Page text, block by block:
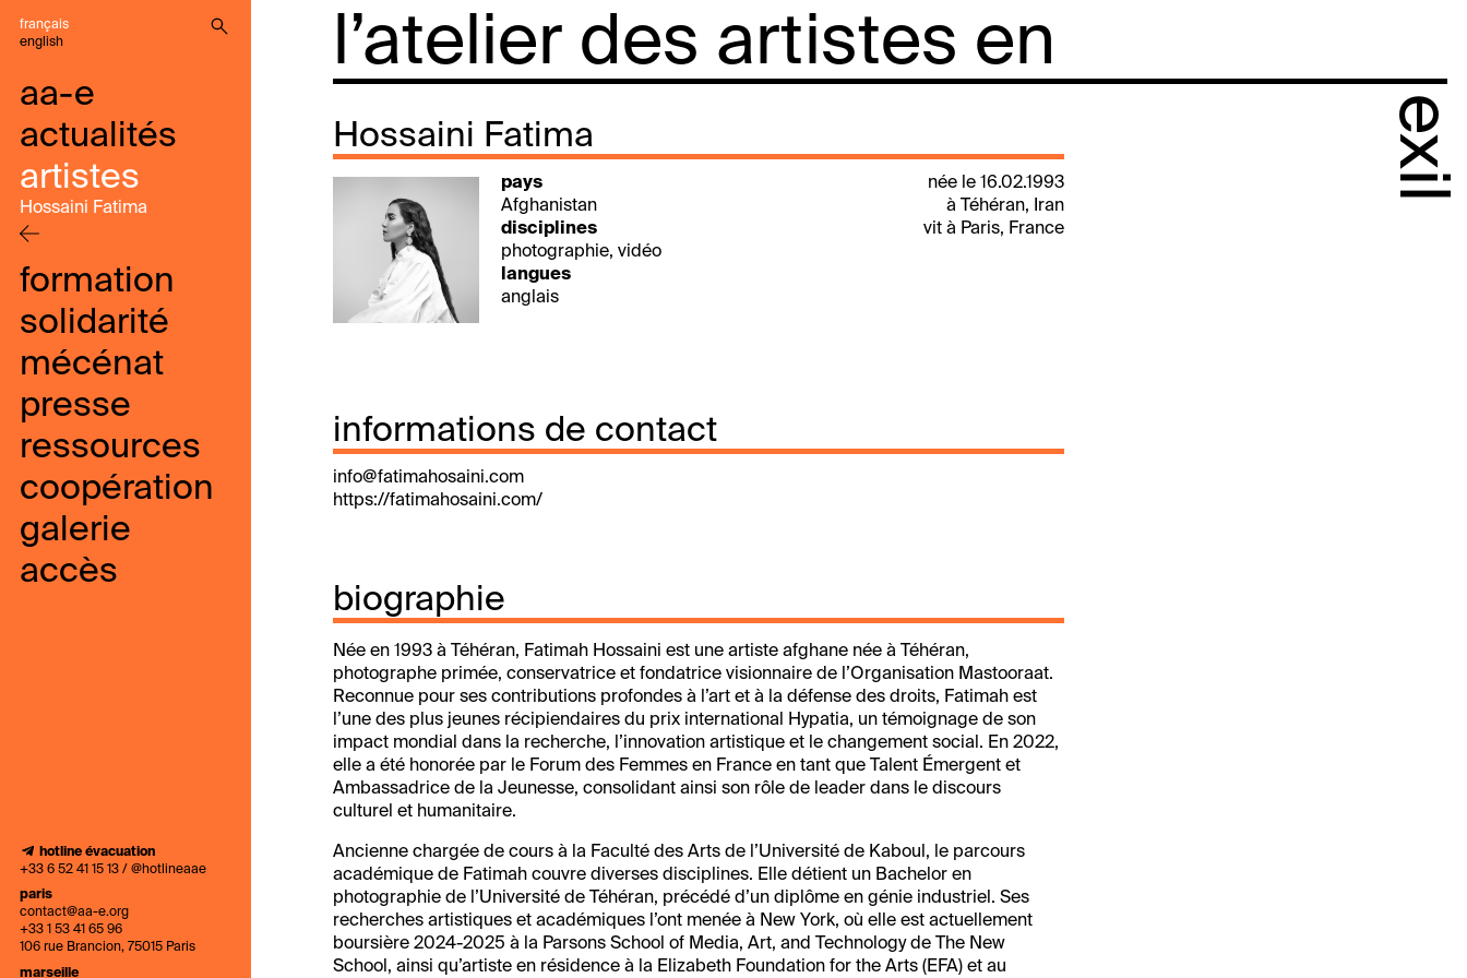
l’atelier des artistes en
français
english
aa-e
actualités
artistes
Hossaini Fatima
formation
solidarité
mécénat
presse
ressources
coopération
galerie
accès
hotline évacuation
+33 6 52 41 15 13 / @hotlineaae
paris
contact@aa-e.org
+33 1 53 41 65 96
106 rue Brancion, 75015 Paris
marseille
exil
Hossaini Fatima
pays
Afghanistan
disciplines
photographie, vidéo
langues
anglais
née le 16.02.1993
à Téhéran, Iran
vit à Paris, France
informations de contact
info@fatimahosaini.com
https://fatimahosaini.com/
biographie
Née en 1993 à Téhéran, Fatimah Hossaini est une artiste afghane née à Téhéran,
photographe primée, conservatrice et fondatrice visionnaire de l’Organisation Mastooraat.
Reconnue pour ses contributions profondes à l’art et à la défense des droits, Fatimah est
l’une des plus jeunes récipiendaires du prix international Hypatia, un témoignage de son
impact mondial dans la recherche, l’innovation artistique et le changement social. En 2022,
elle a été honorée par le Forum des Femmes en France en tant que Talent Émergent et
Ambassadrice de la Jeunesse, consolidant ainsi son rôle de leader dans le discours
culturel et humanitaire.
Ancienne chargée de cours à la Faculté des Arts de l’Université de Kaboul, le parcours
académique de Fatimah couvre diverses disciplines. Elle détient un Bachelor en
photographie de l’Université de Téhéran, précédé d’un diplôme en génie industriel. Ses
recherches artistiques et académiques l’ont menée à New York, où elle est actuellement
boursière 2024-2025 à la Parsons School of Media, Art, and Technology de The New
School, ainsi qu’artiste en résidence à la Elizabeth Foundation for the Arts (EFA) et au